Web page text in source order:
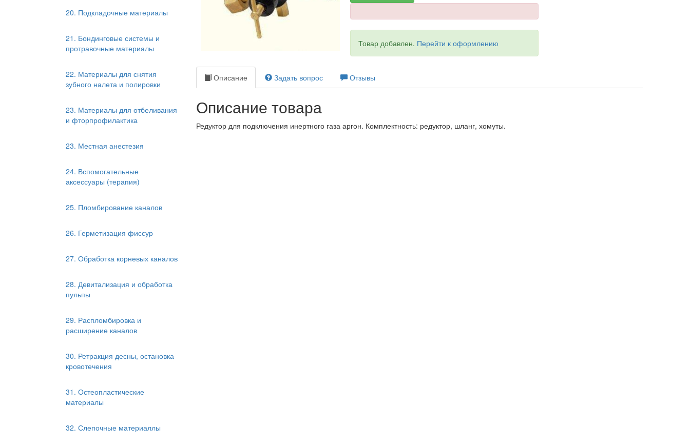
20. Подкладочные материалы
21. Бондинговые системы и
протравочные материалы
22. Материалы для снятия
зубного налета и полировки
23. Материалы для отбеливания
и фторпрофилактика
23. Местная анестезия
24. Вспомогательные
аксессуары (терапия)
25. Пломбирование каналов
26. Герметизация фиссур
27. Обработка корневых каналов
28. Девитализация и обработка
пульпы
29. Распломбировка и
расширение каналов
30. Ретракция десны, остановка
кровотечения
31. Остеопластические
материалы
32. Слепочные материаллы
Товар добавлен. Перейти к оформлению
Описание Задать вопрос Отзывы
Описание товара
Редуктор для подключения инертного газа аргон. Комплектность: редуктор, шланг, хомуты.